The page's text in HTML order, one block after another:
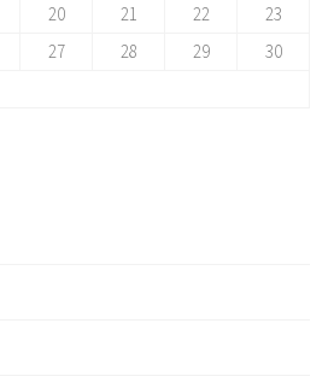
20 21 22
23
27 28 29
30